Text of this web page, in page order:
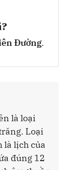
Đường.
là loại
Loại
là lịch của
đúng 12